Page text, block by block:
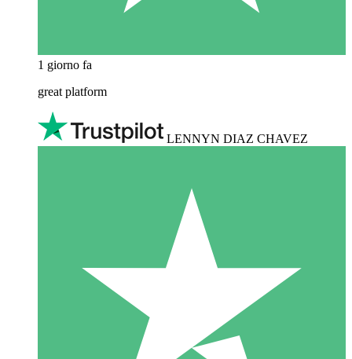
1 giorno fa
great platform
LENNYN DIAZ CHAVEZ